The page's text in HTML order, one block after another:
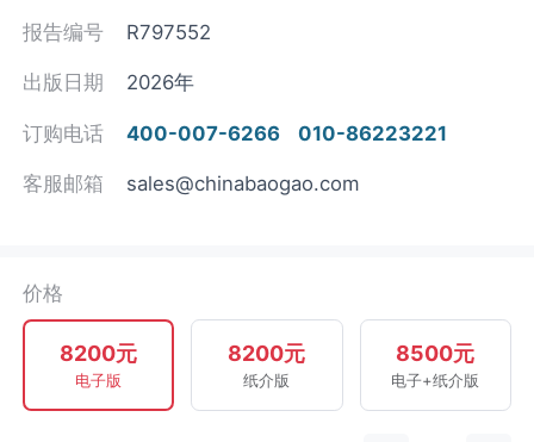
报告编号 R797552
出版日期 2026年
订购电话 400-007-6266 010-86223221
客服邮箱 sales@chinabaogao.com
价格
8200元
电子版
8200元
纸介版
8500元
电子+纸介版